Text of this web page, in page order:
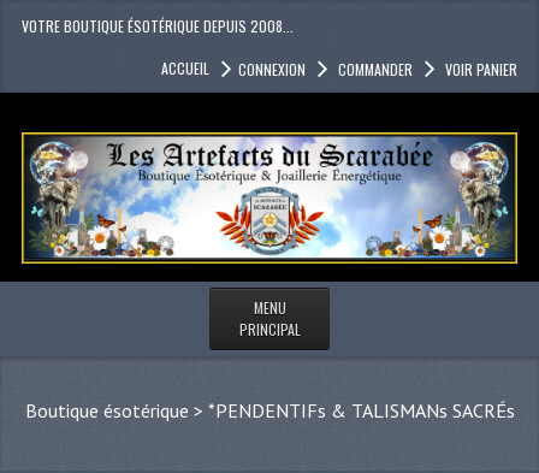
VOTRE BOUTIQUE ÉSOTÉRIQUE DEPUIS 2008...
ACCUEIL CONNEXION COMMANDER VOIR PANIER
MENU
PRINCIPAL
Boutique ésotérique > *PENDENTIFs & TALISMANs SACRÉs